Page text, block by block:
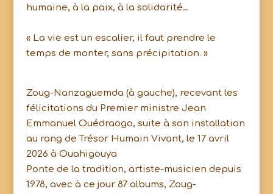
humaine, à la paix, à la solidarité…
« La vie est un escalier, il faut prendre le
temps de monter, sans précipitation. »
Zoug-Nanzaguemda (à gauche), recevant les
félicitations du Premier ministre Jean
Emmanuel Ouédraogo, suite à son installation
au rang de Trésor Humain Vivant, le 17 avril
2026 à Ouahigouya
Ponte de la tradition, artiste-musicien depuis
1978, avec à ce jour 87 albums, Zoug-